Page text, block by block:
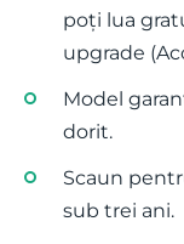
poți lua
upgrade
Model
dorit.
Scaun
sub trei ani.